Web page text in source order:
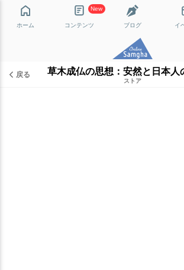
ホーム
New
コンテンツ ブログ イ
戻る 草木成仏の思想：安然と日本人
ストア